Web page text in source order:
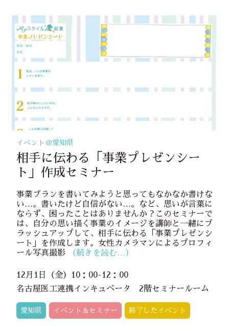
イベント＠愛知県
相手に伝わる「事業プレゼンシー
ト」作成セミナー
事業プランを書いてみようと思ってもなかなか書けな
い…。書いたけど自信がない…。など、思いが言葉に
ならず、困ったことはありませんか？このセミナーで
は、自分の思い描く事業のイメージを講師と一緒にブ
ラッシュアップして、相手に伝わる「事業プレゼンシ
ート」を作成します。女性カメラマンによるプロフィ
ール写真撮影
（続きを読む…）
12月1日（金）10：00-12：00
名古屋医工連携インキュベータ 2階セミナールーム
愛知県 イベント＆セミナー 終了したイベント